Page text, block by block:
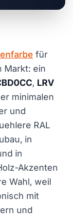
für
Markt: ein
, LRV
minimalen
und
RAL
in
in
Akzenten
Wahl, weil
mit
und